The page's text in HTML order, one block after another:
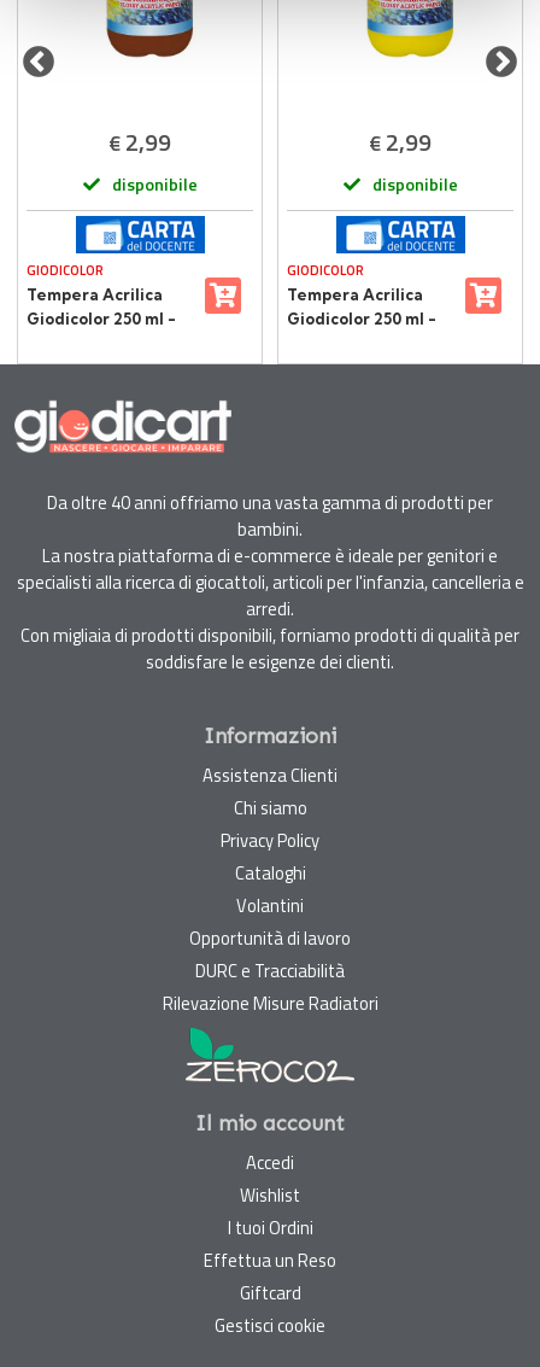
raccolto dal suo utilizzo dei loro servizi.
€2,99
disponibile
GIODICOLOR
Tempera Acrilica
Giodicolor 250 ml -
€2,99
disponibile
GIODICOLOR
Tempera Acrilica
Giodicolor 250 ml -
Da oltre 40 anni offriamo una vasta gamma di prodotti per
bambini.
La nostra piattaforma di e-commerce è ideale per genitori e
specialisti alla ricerca di giocattoli, articoli per l'infanzia, cancelleria e
arredi.
Con migliaia di prodotti disponibili, forniamo prodotti di qualità per
soddisfare le esigenze dei clienti.
Informazioni
Assistenza Clienti
Chi siamo
Privacy Policy
Cataloghi
Volantini
Opportunità di lavoro
DURC e Tracciabilità
Rilevazione Misure Radiatori
Il mio account
Accedi
Wishlist
I tuoi Ordini
Effettua un Reso
Giftcard
Gestisci cookie